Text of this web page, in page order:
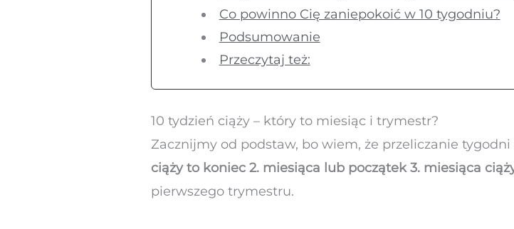
Co powinno Cię zaniepokoić w 10 tygodniu?
Podsumowanie
Przeczytaj też:
10 tydzień ciąży – który to miesiąc i trymestr?
Zacznijmy od podstaw, bo wiem, że przeliczanie
ciąży to koniec 2. miesiąca lub początek 3. miesiąca
pierwszego trymestru.